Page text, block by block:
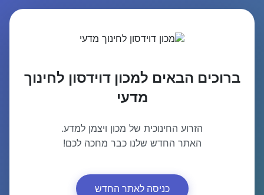
ברוכים הבאים למכון דוידסון לחינוך
מדעי
הזרוע החינוכית של מכון ויצמן למדע.
האתר החדש שלנו כבר מחכה לכם!
כניסה לאתר החדש